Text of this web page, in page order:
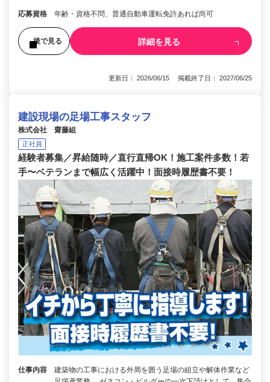
応募資格 年齢・資格不問、普通自動車運転免許あれば尚可
後で見る 詳細を見る
更新日： 2026/06/15 掲載終了日： 2027/06/25
建設現場の足場工事スタッフ
株式会社 齋藤組
正社員
経験者募集／昇給随時／直行直帰OK！施工案件多数！若
手〜ベテランまで幅広く活躍中！面接時履歴書不要！
仕事内容
建築物の工事における外周を囲う足場の組立や解体作業など